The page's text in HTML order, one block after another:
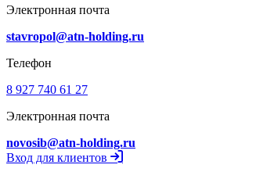
Электронная почта
stavropol@atn-holding.ru
Телефон
8 927 740 61 27
Электронная почта
novosib@atn-holding.ru
Вход для клиентов